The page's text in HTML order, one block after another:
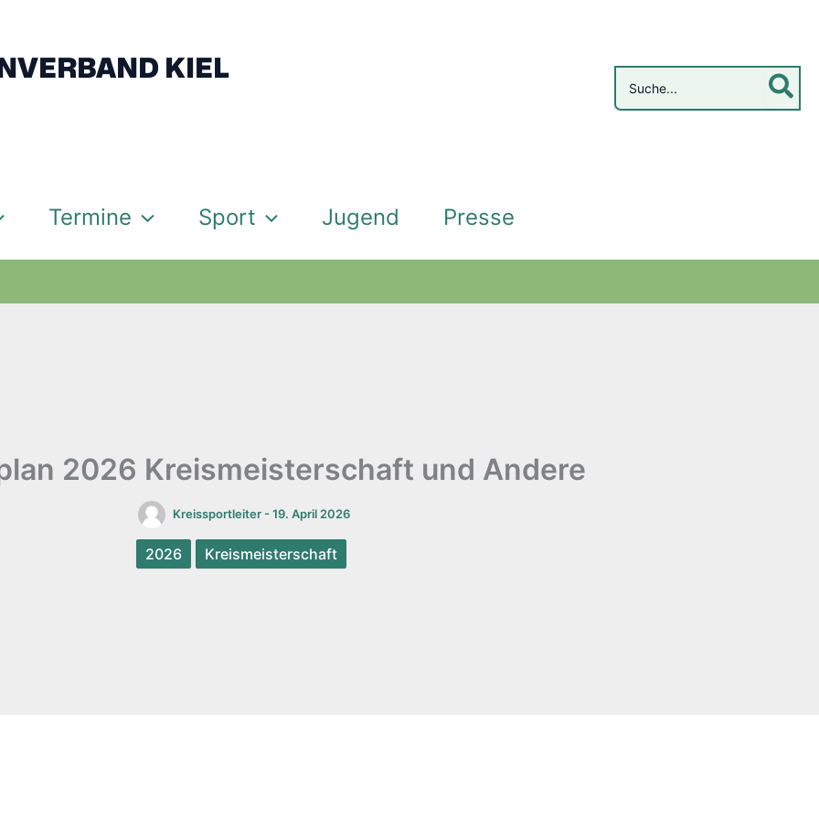
KIEL
for:
Termine Sport Jugend Presse
2026 Kreismeisterschaft und Andere
Kreissportleiter -19. April 2026
2026 Kreismeisterschaft